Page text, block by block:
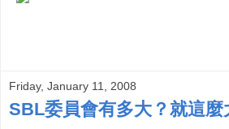
Friday, January 11, 2008
SBL委員會有多大？就這麼